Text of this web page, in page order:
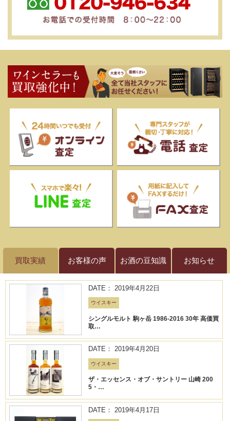
買取実績 お客様の声 お酒の豆知識 お知らせ
DATE： 2019年4月22日
ウイスキー
シングルモルト 駒ヶ岳 1986-2016 30年 高価買
取…
DATE： 2019年4月20日
ウイスキー
ザ・エッセンス・オブ・サントリー 山崎 200
5・…
DATE： 2019年4月17日